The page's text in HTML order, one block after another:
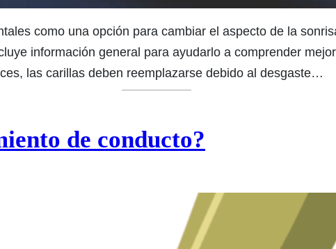
como una opción para cambiar el aspecto de la
información general para ayudarlo a comprender
las carillas deben reemplazarse debido al desgaste…
de conducto?